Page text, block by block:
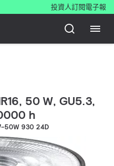
投資人訂閱電子報
50 W, GU5.3,
h
50W 930 24D